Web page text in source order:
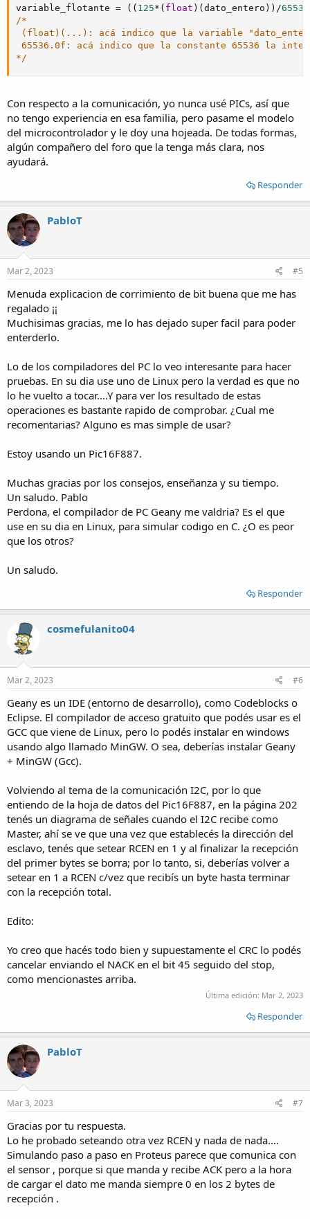
variable_flotante = ( ( 125* ( float ) ( dato_entero ) ) /
/*
(float)(...): acá indico que la variable
65536.0f: acá indico que la constante 65536 la
*/
Con respecto a la comunicación, yo nunca usé PICs, así que
no tengo experiencia en esa familia, pero pasame el modelo
del microcontrolador y le doy una hojeada. De todas formas,
algún compañero del foro que la tenga más clara, nos
ayudará.
Responder
PabloT
Mar 2, 2023 #5
Menuda explicacion de corrimiento de bit buena que me has
regalado ¡¡
Muchisimas gracias, me lo has dejado super facil para poder
enterderlo.
Lo de los compiladores del PC lo veo interesante para hacer
pruebas. En su dia use uno de Linux pero la verdad es que no
lo he vuelto a tocar....Y para ver los resultado de estas
operaciones es bastante rapido de comprobar. ¿Cual me
recomentarias? Alguno es mas simple de usar?
Estoy usando un Pic16F887.
Muchas gracias por los consejos, enseñanza y su tiempo.
Un saludo. Pablo
Perdona, el compilador de PC Geany me valdria? Es el que
use en su dia en Linux, para simular codigo en C. ¿O es peor
que los otros?
Un saludo.
Responder
cosmefulanito04
Mar 2, 2023 #6
Geany es un IDE (entorno de desarrollo), como Codeblocks o
Eclipse. El compilador de acceso gratuito que podés usar es el
GCC que viene de Linux, pero lo podés instalar en windows
usando algo llamado MinGW. O sea, deberías instalar Geany
+ MinGW (Gcc).
Volviendo al tema de la comunicación I2C, por lo que
entiendo de la hoja de datos del Pic16F887, en la página 202
tenés un diagrama de señales cuando el I2C recibe como
Master, ahí se ve que una vez que establecés la dirección del
esclavo, tenés que setear RCEN en 1 y al finalizar la recepción
del primer bytes se borra; por lo tanto, si, deberías volver a
setear en 1 a RCEN c/vez que recibís un byte hasta terminar
con la recepción total.
Edito:
Yo creo que hacés todo bien y supuestamente el CRC lo podés
cancelar enviando el NACK en el bit 45 seguido del stop,
como mencionastes arriba.
Última edición: Mar 2, 2023
Responder
PabloT
Mar 3, 2023 #7
Gracias por tu respuesta.
Lo he probado seteando otra vez RCEN y nada de nada....
Simulando paso a paso en Proteus parece que comunica con
el sensor , porque si que manda y recibe ACK pero a la hora
de cargar el dato me manda siempre 0 en los 2 bytes de
recepción .